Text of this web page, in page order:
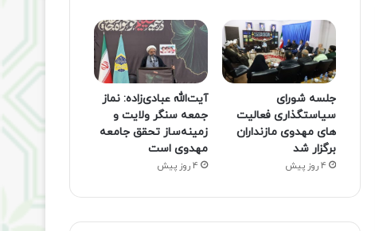
جلسه شورای
سیاستگذاری فعالیت
های مهدوی مازنداران
برگزار شد
4 روز پیش
آیت‌الله عبادی‌زاده: نماز
جمعه سنگر ولایت و
زمینه‌ساز تحقق جامعه
مهدوی است
4 روز پیش